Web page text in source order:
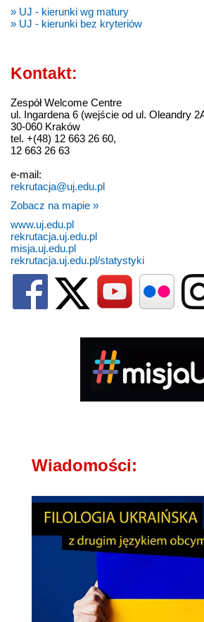
» UJ - kierunki wg matury
» UJ - kierunki bez kryteriów
Kontakt:
Zespół Welcome Centre
ul. Ingardena 6 (wejście od ul. Oleandry
30-060 Kraków
tel. +(48) 12 663 26 60,
12 663 26 63
e-mail:
rekrutacja@uj.edu.pl
Zobacz na mapie »
www.uj.edu.pl
rekrutacja.uj.edu.pl
misja.uj.edu.pl
rekrutacja.uj.edu.pl/statystyki
Wiadomości: